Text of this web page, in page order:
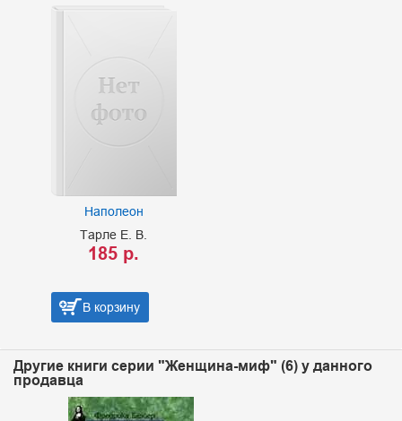
Наполеон
Тарле Е. В.
185 р.
В корзину
Другие книги серии "Женщина-миф" (6) у данного
продавца